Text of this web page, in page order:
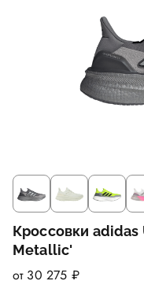
Кроссовки
Metallic'
от 30 275 ₽